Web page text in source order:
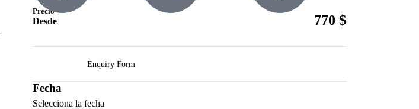
Precio
Desde 770 $
Enquiry Form
Fecha
Selecciona la fecha